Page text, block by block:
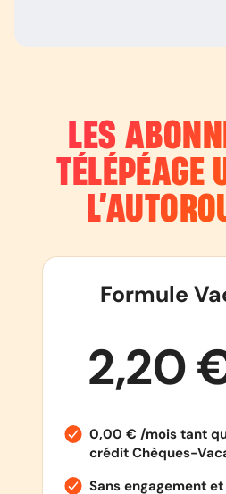
LES
TÉLÉPÉAGE
Formule
2,20
0,00 € /mois tant
crédit Chèques-
Sans engagement